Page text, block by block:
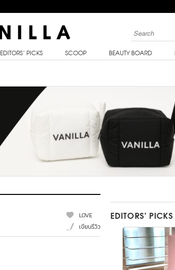
EDITORS’ PICKS SCOOP BEAUTY BOARD
LOVE
เขียนรีวิว
EDITORS’ PICKS